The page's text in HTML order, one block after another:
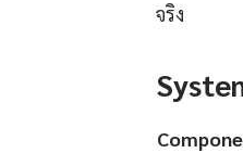
จริง